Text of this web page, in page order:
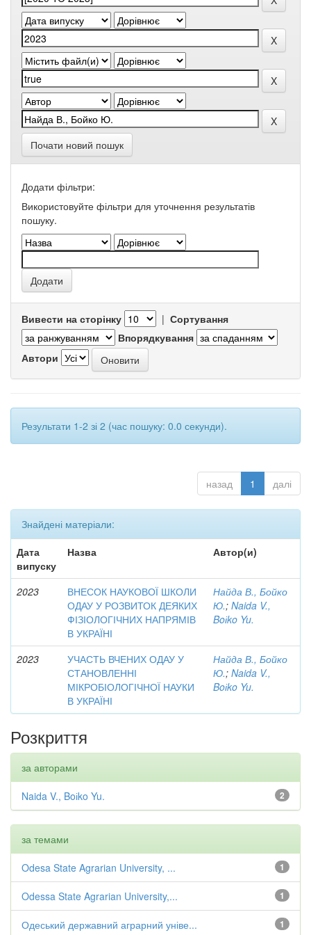
Почати новий пошук
Додати фільтри:
Використовуйте фільтри для уточнення результатів
пошуку.
Вивести на сторінку | Сортування
Впорядкування
Автори
Результати 1-2 зі 2 (час пошуку: 0.0 секунди).
назад 1 далі
Знайдені матеріали:
Дата
випуску
Назва Автор(и)
2023
ВНЕСОК НАУКОВОЇ ШКОЛИ
ОДАУ У РОЗВИТОК ДЕЯКИХ
ФІЗІОЛОГІЧНИХ НАПРЯМІВ
В УКРАЇНІ
Найда В., Бойко
Ю.; Naida V.,
Boіko Yu.
2023
УЧАСТЬ ВЧЕНИХ ОДАУ У
СТАНОВЛЕННІ
МІКРОБІОЛОГІЧНОЇ НАУКИ
В УКРАЇНІ
Найда В., Бойко
Ю.; Naida V.,
Boіko Yu.
Розкриття
за авторами
2
Naida V., Boіko Yu.
за темами
1
Odesa State Agrarian University, ...
1
Odessa State Agrarian University,...
1
Одеський державний аграрний уніве...